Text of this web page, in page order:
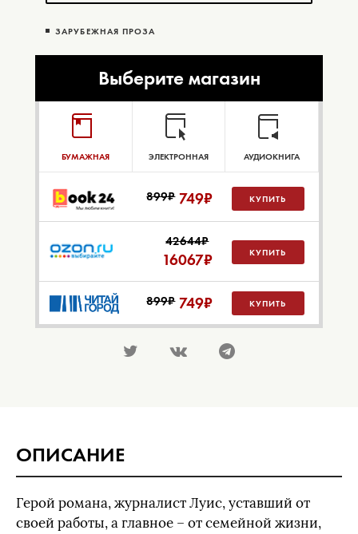
ЗАРУБЕЖНАЯ ПРОЗА
Выберите магазин
БУМАЖНАЯ ЭЛЕКТРОННАЯ АУДИОКНИГА
899₽ 749₽ КУПИТЬ
42644₽
16067₽ КУПИТЬ
899₽ 749₽ КУПИТЬ
ОПИСАНИЕ
Герой романа, журналист Луис, уставший от
своей работы, а главное – от семейной жизни,